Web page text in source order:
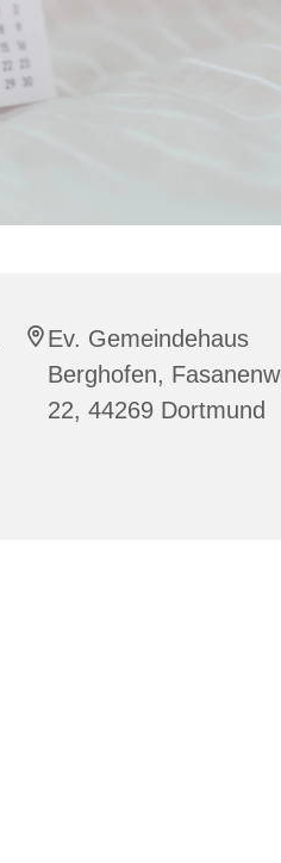
Ev. Gemeindehaus
Berghofen,
22, 44269 Dortmund